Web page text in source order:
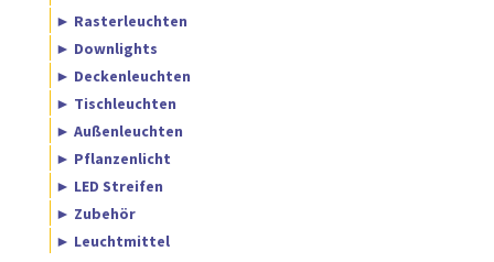
► Rasterleuchten
► Downlights
► Deckenleuchten
► Tischleuchten
► Außenleuchten
► Pflanzenlicht
► LED Streifen
► Zubehör
► Leuchtmittel